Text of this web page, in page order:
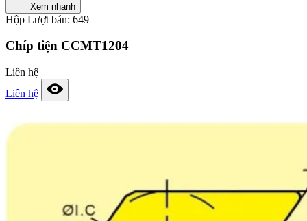
Xem nhanh
Hộp Lượt bán: 649
Chíp tiện CCMT1204
Liên hệ
Liên hệ